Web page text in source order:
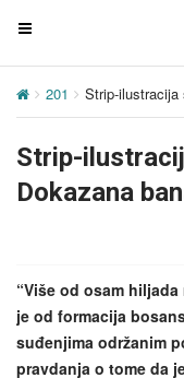
T
g
e
n
g
a
t
i
201 Strip-
Strip-
Dokazana
“Više od osam
je od formacija
suđenjima održanim
pravdanja o tome da